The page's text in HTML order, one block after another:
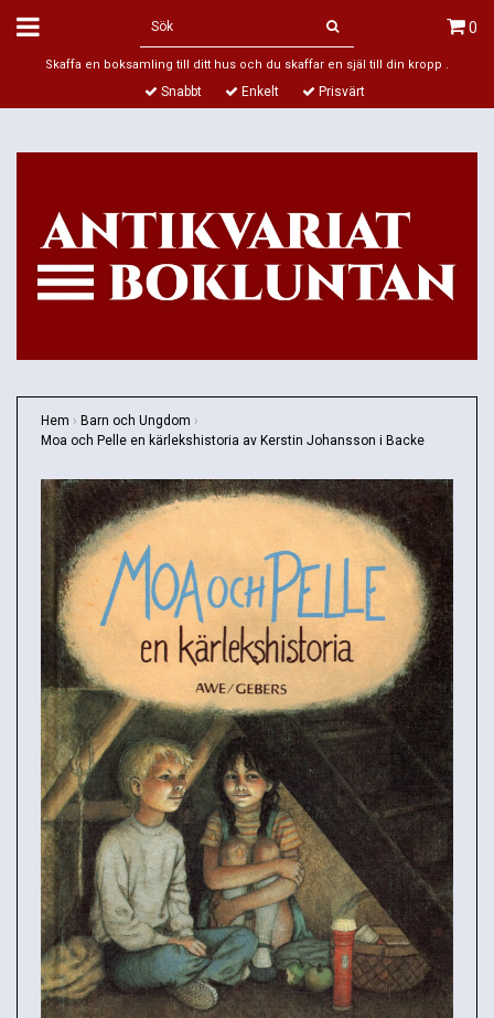
0
Skaffa en boksamling till ditt hus och du skaffar en själ till din kropp .
Snabbt Enkelt Prisvärt
Hem › Barn och Ungdom ›
Moa och Pelle en kärlekshistoria av Kerstin Johansson i Backe